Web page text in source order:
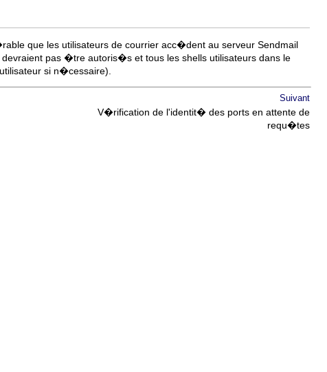
que les utilisateurs de courrier acc�dent au serveur Sendmail
pas �tre autoris�s et tous les shells utilisateurs dans le
si n�cessaire).
Suivant
V�rification de l'identit� des ports en attente de
requ�tes